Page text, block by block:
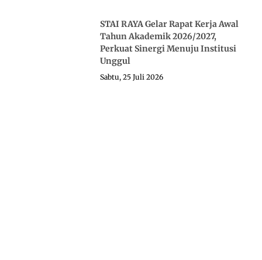
STAI RAYA Gelar Rapat Kerja Awal
Tahun Akademik 2026/2027,
Perkuat Sinergi Menuju Institusi
Unggul
Sabtu, 25 Juli 2026